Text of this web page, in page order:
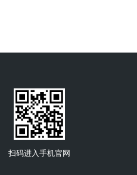
扫码进入手机官网